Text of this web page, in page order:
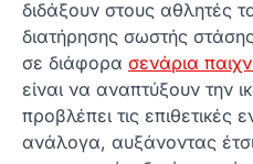
διδάξουν στους αθλητές
διατήρησης σωστής
σε διάφορα σενάρια
είναι να αναπτύξουν την
προβλέπει τις επιθετικές
ανάλογα, αυξάνοντας